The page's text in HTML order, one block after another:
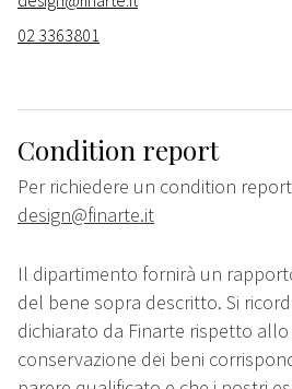
02 3363801
Condition report
Per richiedere un condition
design@finarte.it
Il dipartimento fornirà un
del bene sopra descritto. Si
dichiarato da Finarte rispetto
conservazione dei beni